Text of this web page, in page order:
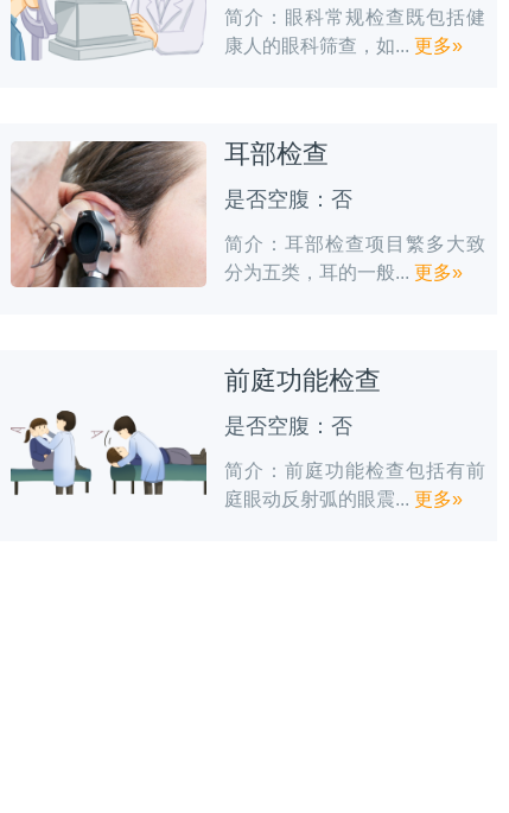
简介：眼科常规检查既包括健
康人的眼科筛查，如... 更多»
耳部检查
是否空腹：否
简介：耳部检查项目繁多大致
分为五类，耳的一般... 更多»
前庭功能检查
是否空腹：否
简介：前庭功能检查包括有前
庭眼动反射弧的眼震... 更多»